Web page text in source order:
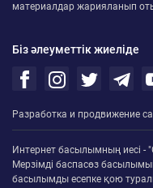
материалдар жарияланып
Біз әлеуметтік жиеліде
Разработка и продвижение
Интернет басылымның иесі -
Мерзімді баспасөз
басылымды есепке қою